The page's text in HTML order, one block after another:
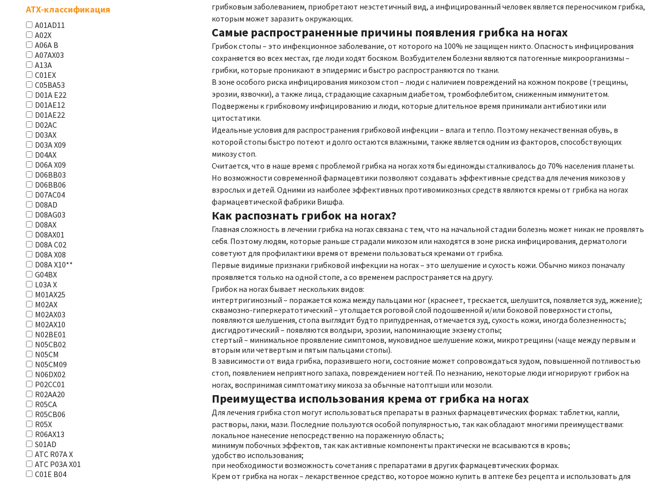
АТХ-классификация
A01AD11
A02X
A06A В
A07AX03
A13A
C01EX
C05BA53
D01A E22
D01AE12
D01AE22
D02AC
D03AX
D03A X09
D04AX
D06A X09
D06BB03
D06BB06
D07AC04
D08AD
D08AG03
D08AX
D08AX01
D08А С02
D08А Х08
D08А Х10**
G04BX
L03А Х
M01AX25
M02AX
M02AX03
M02AX10
N02BE01
N05CB02
N05CM
N05CM09
N06DX02
P02CC01
R02AA20
R05CA
R05CB06
R05X
R06AX13
S01AD
АТС R07A X
АТС Р03А Х01
С01Е В04
грибковым заболеванием, приобретают неэстетичный вид, а инфицированный человек является переносчиком грибка,
которым может заразить окружающих.
Самые распространенные причины появления грибка на ногах
Грибок стопы – это инфекционное заболевание, от которого на 100% не защищен никто. Опасность инфицирования
сохраняется во всех местах, где люди ходят босяком. Возбудителем болезни являются патогенные микроорганизмы –
грибки, которые проникают в эпидермис и быстро распространяются по ткани.
В зоне особого риска инфицирования микозом стоп – люди с наличием повреждений на кожном покрове (трещины,
эрозии, язвочки), а также лица, страдающие сахарным диабетом, тромбофлебитом, сниженным иммунитетом.
Подвержены к грибковому инфицированию и люди, которые длительное время принимали антибиотики или
цитостатики.
Идеальные условия для распространения грибковой инфекции – влага и тепло. Поэтому некачественная обувь, в
которой стопы быстро потеют и долго остаются влажными, также является одним из факторов, способствующих
микозу стоп.
Считается, что в наше время с проблемой грибка на ногах хотя бы единожды сталкивалось до 70% населения планеты.
Но возможности современной фармацевтики позволяют создавать эффективные средства для лечения микозов у
взрослых и детей. Одними из наиболее эффективных противомикозных средств являются кремы от грибка на ногах
фармацевтической фабрики Вишфа.
Как распознать грибок на ногах?
Главная сложность в лечении грибка на ногах связана с тем, что на начальной стадии болезнь может никак не проявлять
себя. Поэтому людям, которые раньше страдали микозом или находятся в зоне риска инфицирования, дерматологи
советуют для профилактики время от времени пользоваться кремами от грибка.
Первые видимые признаки грибковой инфекции на ногах – это шелушение и сухость кожи. Обычно микоз поначалу
проявляется только на одной стопе, а со временем распространяется на другу.
Грибок на ногах бывает нескольких видов:
интертригинозный – поражается кожа между пальцами ног (краснеет, трескается, шелушится, появляется зуд, жжение);
сквамозно-гиперкератотический – утолщается роговой слой подошвенной и/или боковой поверхности стопы,
появляются шелушения, стопа выглядит будто припудренная, отмечается зуд, сухость кожи, иногда болезненность;
дисгидротический – появляются волдыри, эрозии, напоминающие экзему стопы;
стертый – минимальное проявление симптомов, муковидное шелушение кожи, микротрещины (чаще между первым и
вторым или четвертым и пятым пальцами стопы).
В зависимости от вида грибка, поразившего ноги, состояние может сопровождаться зудом, повышенной потливостью
стоп, появлением неприятного запаха, повреждением ногтей. По незнанию, некоторые люди игнорируют грибок на
ногах, воспринимая симптоматику микоза за обычные натоптыши или мозоли.
Преимущества использования крема от грибка на ногах
Для лечения грибка стоп могут использоваться препараты в разных фармацевтических формах: таблетки, капли,
растворы, лаки, мази. Последние пользуются особой популярностью, так как обладают многими преимуществами:
локальное нанесение непосредственно на пораженную область;
минимум побочных эффектов, так как активные компоненты практически не всасываются в кровь;
удобство использования;
при необходимости возможность сочетания с препаратами в других фармацевтических формах.
Крем от грибка на ногах – лекарственное средство, которое можно купить в аптеке без рецепта и использовать для